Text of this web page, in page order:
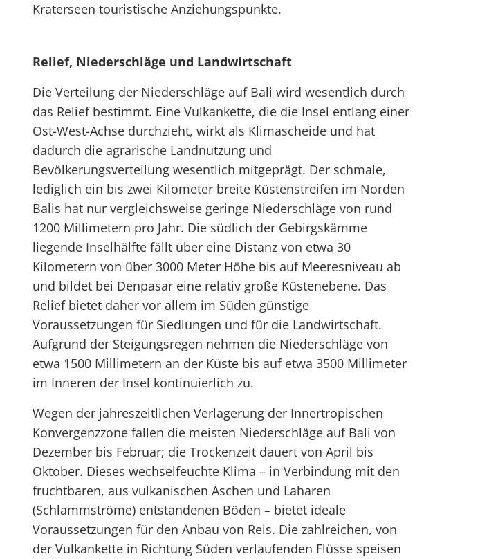
Kraterseen touristische Anziehungspunkte.
Relief, Niederschläge und Landwirtschaft
Die Verteilung der Niederschläge auf Bali wird wesentlich durch
das Relief bestimmt. Eine Vulkankette, die die Insel entlang einer
Ost-West-Achse durchzieht, wirkt als Klimascheide und hat
dadurch die agrarische Landnutzung und
Bevölkerungsverteilung wesentlich mitgeprägt. Der schmale,
lediglich ein bis zwei Kilometer breite Küstenstreifen im Norden
Balis hat nur vergleichsweise geringe Niederschläge von rund
1200 Millimetern pro Jahr. Die südlich der Gebirgskämme
liegende Inselhälfte fällt über eine Distanz von etwa 30
Kilometern von über 3000 Meter Höhe bis auf Meeresniveau ab
und bildet bei Denpasar eine relativ große Küstenebene. Das
Relief bietet daher vor allem im Süden günstige
Voraussetzungen für Siedlungen und für die Landwirtschaft.
Aufgrund der Steigungsregen nehmen die Niederschläge von
etwa 1500 Millimetern an der Küste bis auf etwa 3500 Millimeter
im Inneren der Insel kontinuierlich zu.
Wegen der jahreszeitlichen Verlagerung der Innertropischen
Konvergenzzone fallen die meisten Niederschläge auf Bali von
Dezember bis Februar; die Trockenzeit dauert von April bis
Oktober. Dieses wechselfeuchte Klima – in Verbindung mit den
fruchtbaren, aus vulkanischen Aschen und Laharen
(Schlammströme) entstandenen Böden – bietet ideale
Voraussetzungen für den Anbau von Reis. Die zahlreichen, von
der Vulkankette in Richtung Süden verlaufenden Flüsse speisen